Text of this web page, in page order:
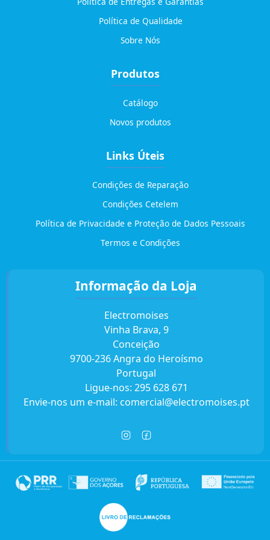
Política de Qualidade
Sobre Nós
Produtos
Catálogo
Novos produtos
Links Úteis
Condições de Reparação
Condições Cetelem
Política de Privacidade e Proteção de Dados Pessoais
Termos e Condições
Informação da Loja
Electromoises
Vinha Brava, 9
Conceição
9700-236 Angra do Heroísmo
Portugal
Ligue-nos: 295 628 671
Envie-nos um e-mail: comercial@electromoises.pt